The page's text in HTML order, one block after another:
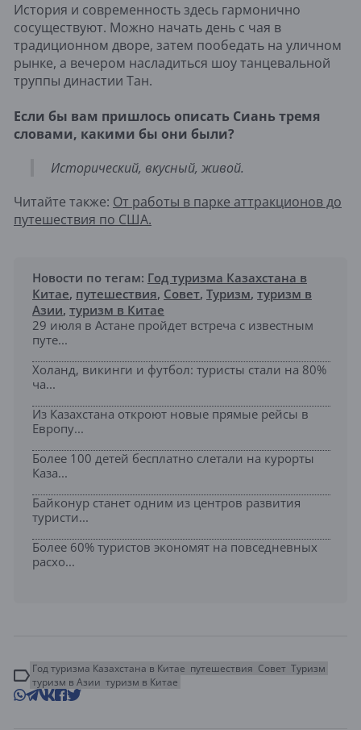
История и современность здесь гармонично
сосуществуют. Можно начать день с чая в
традиционном дворе, затем пообедать на уличном
рынке, а вечером насладиться шоу танцевальной
труппы династии Тан.
Если бы вам пришлось описать Сиань тремя
словами, какими бы они были?
Исторический, вкусный, живой.
Читайте также: От работы в парке аттракционов до
путешествия по США.
Новости по тегам: Год туризма Казахстана в
Китае, путешествия, Совет, Туризм, туризм в
Азии, туризм в Китае
29 июля в Астане пройдет встреча с известным
путе...
Холанд, викинги и футбол: туристы стали на 80%
ча...
Из Казахстана откроют новые прямые рейсы в
Европу...
Более 100 детей бесплатно слетали на курорты
Каза...
Байконур станет одним из центров развития
туристи...
Более 60% туристов экономят на повседневных
расхо...
Год туризма Казахстана в Китае путешествия Совет Туризм
туризм в Азии туризм в Китае